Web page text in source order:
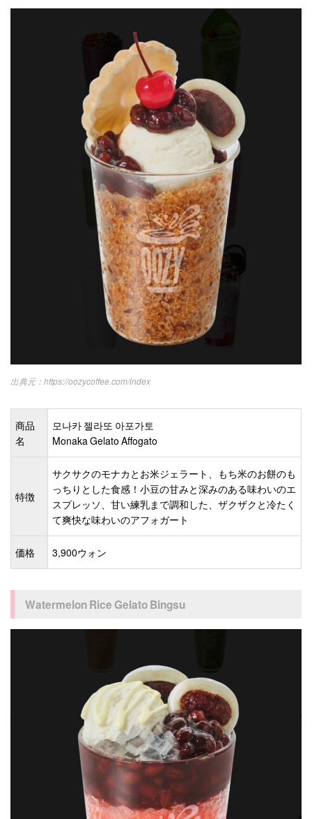
https://oozycoffee.com/index
商品
名
모나카 젤라또 아포가토
Monaka Gelato Affogato
特徴
サクサクのモナカとお米ジェラート、もち米のお餅のも
っちりとした食感！小豆の甘みと深みのある味わいのエ
スプレッソ、甘い練乳まで調和した、ザクザクと冷たく
て爽快な味わいのアフォガート
価格 3,900ウォン
Watermelon Rice Gelato Bingsu